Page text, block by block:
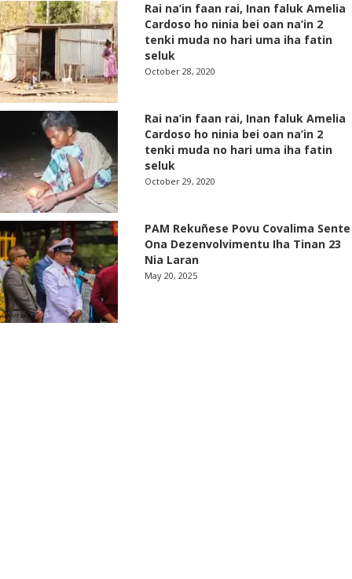
Rai na’in faan rai, Inan faluk Amelia
Cardoso ho ninia bei oan na’in 2
tenki muda no hari uma iha fatin
seluk
October 28, 2020
Rai na’in faan rai, Inan faluk Amelia
Cardoso ho ninia bei oan na’in 2
tenki muda no hari uma iha fatin
seluk
October 29, 2020
PAM Rekuñese Povu Covalima Sente
Ona Dezenvolvimentu Iha Tinan 23
Nia Laran
May 20, 2025